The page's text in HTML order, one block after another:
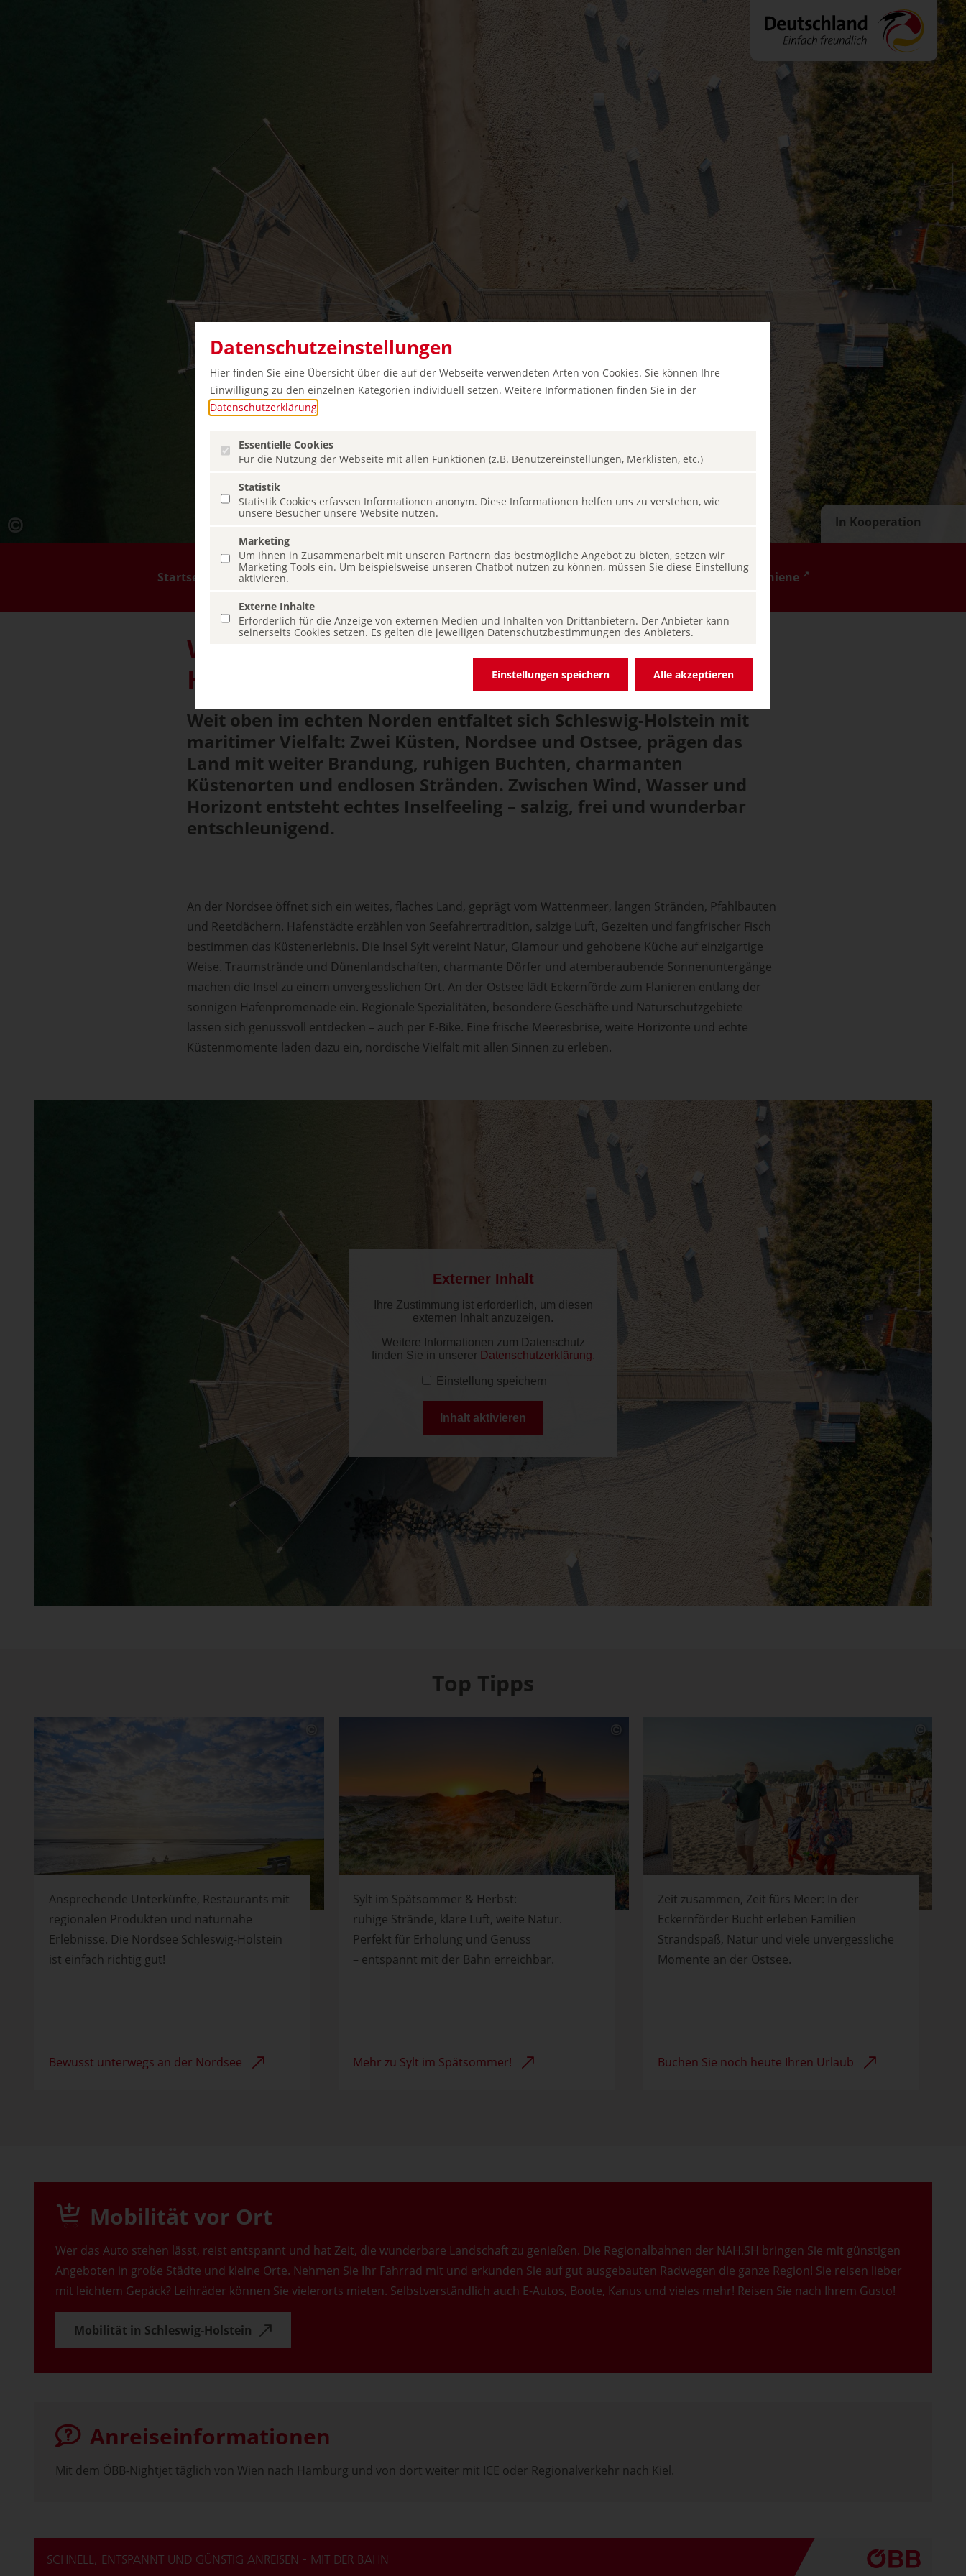
Datenschutzeinstellungen
Hier finden Sie eine Übersicht über die auf der Webseite verwendeten Arten von Cookies. Sie können Ihre
Einwilligung zu den einzelnen Kategorien individuell setzen. Weitere Informationen finden Sie in der
Datenschutzerklärung
Essentielle Cookies
Für die Nutzung der Webseite mit allen Funktionen (z.B. Benutzereinstellungen, Merklisten, etc.)
Statistik
Statistik Cookies erfassen Informationen anonym. Diese Informationen helfen uns zu verstehen, wie
unsere Besucher unsere Website nutzen.
Marketing
Um Ihnen in Zusammenarbeit mit unseren Partnern das bestmögliche Angebot zu bieten, setzen wir
Marketing Tools ein. Um beispielsweise unseren Chatbot nutzen zu können, müssen Sie diese Einstellung
aktivieren.
Externe Inhalte
Erforderlich für die Anzeige von externen Medien und Inhalten von Drittanbietern. Der Anbieter kann
seinerseits Cookies setzen. Es gelten die jeweiligen Datenschutzbestimmungen des Anbieters.
Einstellungen speichern Alle akzeptieren
In Kooperation
Menü überspringen
Startseite Reiseziele ↗ ÖBB Sparschiene ↗
Wo zwei Meere den Takt angeben: Schleswig-
Holsteins Küsten entdecken
Weit oben im echten Norden entfaltet sich Schleswig-Holstein mit
maritimer Vielfalt: Zwei Küsten, Nordsee und Ostsee, prägen das
Land mit weiter Brandung, ruhigen Buchten, charmanten
Küstenorten und endlosen Stränden. Zwischen Wind, Wasser und
Horizont entsteht echtes Inselfeeling – salzig, frei und wunderbar
entschleunigend.
An der Nordsee öffnet sich ein weites, flaches Land, geprägt vom Wattenmeer, langen Stränden, Pfahlbauten
und Reetdächern. Hafenstädte erzählen von Seefahrertradition, salzige Luft, Gezeiten und fangfrischer Fisch
bestimmen das Küstenerlebnis. Die Insel Sylt vereint Natur, Glamour und gehobene Küche auf einzigartige
Weise. Traumstrände und Dünenlandschaften, charmante Dörfer und atemberaubende Sonnenuntergänge
machen die Insel zu einem unvergesslichen Ort. An der Ostsee lädt Eckernförde zum Flanieren entlang der
sonnigen Hafenpromenade ein. Regionale Spezialitäten, besondere Geschäfte und Naturschutzgebiete
lassen sich genussvoll entdecken – auch per E-Bike. Eine frische Meeresbrise, weite Horizonte und echte
Küstenmomente laden dazu ein, nordische Vielfalt mit allen Sinnen zu erleben.
Top Tipps
Ansprechende Unterkünfte, Restaurants mit
regionalen Produkten und naturnahe
Erlebnisse. Die Nordsee Schleswig-Holstein
ist einfach richtig gut!
Bewusst unterwegs an der Nordsee
Sylt im Spätsommer & Herbst:
ruhige Strände, klare Luft, weite Natur.
Perfekt für Erholung und Genuss
– entspannt mit der Bahn erreichbar.
Mehr zu Sylt im Spätsommer!
Zeit zusammen, Zeit fürs Meer: In der
Eckernförder Bucht erleben Familien
Strandspaß, Natur und viele unvergessliche
Momente an der Ostsee.
Buchen Sie noch heute Ihren Urlaub
Mobilität vor Ort
Wer das Auto stehen lässt, reist entspannt und hat Zeit, die wunderbare Landschaft zu genießen. Die Regionalbahnen der NAH.SH bringen Sie mit günstigen
Angeboten in große Städte und kleine Orte. Nehmen Sie Ihr Fahrrad mit und erkunden Sie auf gut ausgebauten Radwegen die ganze Region! Sie reisen lieber
mit leichtem Gepäck? Leihräder können Sie vielerorts mieten. Selbstverständlich auch E-Autos, Boote, Kanus und vieles mehr! Reisen Sie nach Ihrem Gusto!
Mobilität in Schleswig-Holstein
Anreiseinformationen
Mit dem ÖBB-Nightjet täglich von Wien nach Hamburg und von dort weiter mit ICE oder Regionalverkehr nach Kiel.